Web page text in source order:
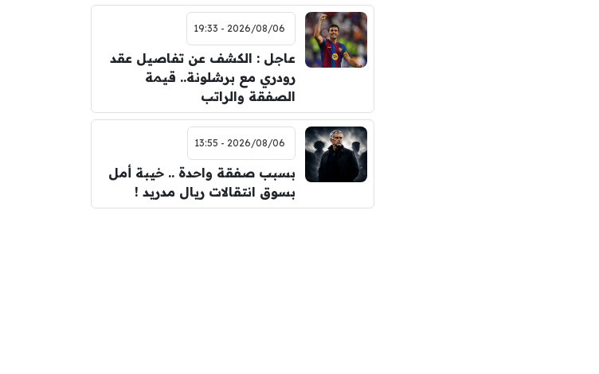
2026/08/06 - 19:33
عاجل : الكشف عن تفاصيل عقد
رودري مع برشلونة.. قيمة
الصفقة والراتب
2026/08/06 - 13:55
بسبب صفقة واحدة .. خيبة أمل
بسوق انتقالات ريال مدريد !